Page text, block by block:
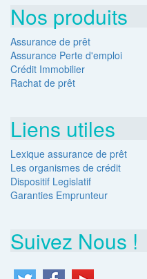
Nos produits
Assurance de prêt
Assurance Perte d'emploi
Crédit Immobilier
Rachat de prêt
Liens utiles
Lexique assurance de prêt
Les organismes de crédit
Dispositif Legislatif
Garanties Emprunteur
Suivez Nous !